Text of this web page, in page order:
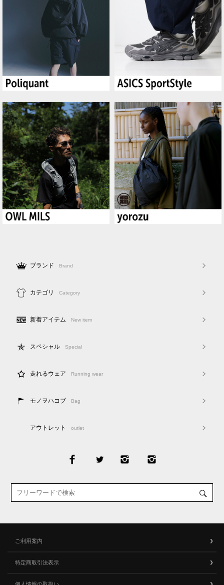
ブランド Brand
カテゴリ Category
新着アイテム New item
スペシャル Special
走れるウェア Running wear
モノヲハコブ Bag
アウトレット outlet
ご利用案内
特定商取引法表示